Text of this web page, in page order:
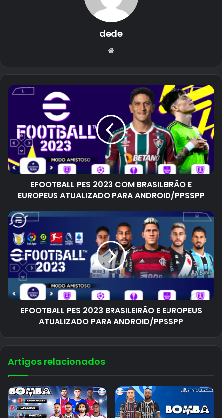
dede
Website
EFOOTBALL PES 2023 COM BRASILEIRÃO E
EUROPEUS ATUALIZADO PARA ANDROID/PPSSPP
EFOOTBALL PES 2023 BRASILEIRÃO E EUROPEUS
ATUALIZADO PARA ANDROID/PPSSPP
Artigos relacionados